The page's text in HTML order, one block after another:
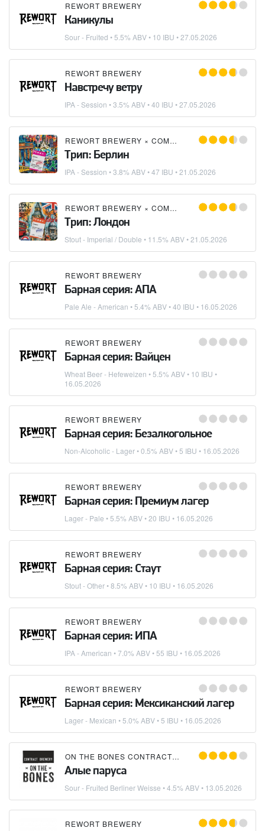
REWORT BREWERY
Каникулы
Sour - Fruited • 5.5% ABV • 10 IBU •27.05.2026
REWORT BREWERY
Навстречу ветру
IPA - Session • 3.5% ABV • 40 IBU •27.05.2026
REWORT BREWERY × COMA BREWERY
Трип: Берлин
IPA - Session • 3.8% ABV • 47 IBU •21.05.2026
REWORT BREWERY × COMA BREWERY
Трип: Лондон
Stout - Imperial / Double • 11.5% ABV •21.05.2026
REWORT BREWERY
Барная серия: АПА
Pale Ale - American • 5.4% ABV • 40 IBU • 16.05.2026
REWORT BREWERY
Барная серия: Вайцен
Wheat Beer - Hefeweizen • 5.5% ABV • 10 IBU •
16.05.2026
REWORT BREWERY
Барная серия: Безалкогольное
Non-Alcoholic - Lager• 0.5% ABV • 5 IBU • 16.05.2026
REWORT BREWERY
Барная серия: Премиум лагер
Lager - Pale • 5.5% ABV • 20 IBU • 16.05.2026
REWORT BREWERY
Барная серия: Стаут
Stout - Other• 8.5% ABV • 10 IBU • 16.05.2026
REWORT BREWERY
Барная серия: ИПА
IPA - American • 7.0% ABV • 55 IBU • 16.05.2026
REWORT BREWERY
Барная серия: Мексиканский лагер
Lager - Mexican • 5.0% ABV • 5 IBU • 16.05.2026
ON THE BONES CONTRACT BREWERY × REWORT
Алые паруса
Sour - Fruited Berliner Weisse • 4.5% ABV • 13.05.2026
REWORT BREWERY